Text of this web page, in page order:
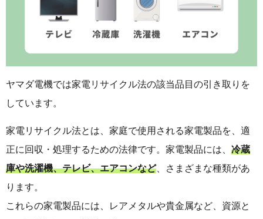
ヤマダ電機では家電リサイクル法の該当品目の引き取りを
しています。
家電リサイクル法とは、家庭で使用される家電製品を、適
正に回収・処理するための法律です。家電製品には、 冷蔵
庫や洗濯機、テレビ、エアコンなど、さまざまな種類があ
ります。
これらの家電製品には、レアメタルや貴金属など、資源と